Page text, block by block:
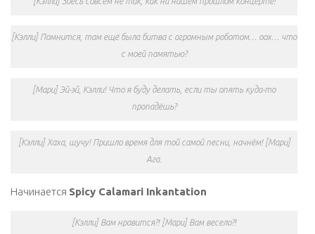
[Кэлли] Помнится, там ещё была битва с огромным роботом… оох… что
с моей памятью?
[Мари] Эй-эй, Кэлли! Что я буду делать, если ты опять куда-то
пропадёшь?
[Кэлли] Хаха, шучу! Пришло время для той самой песни, начнём! [Мари]
Ага.
Начинается Spicy Calamari Inkantation
[Кэлли] Вам нравится?! [Мари] Вам весело?!